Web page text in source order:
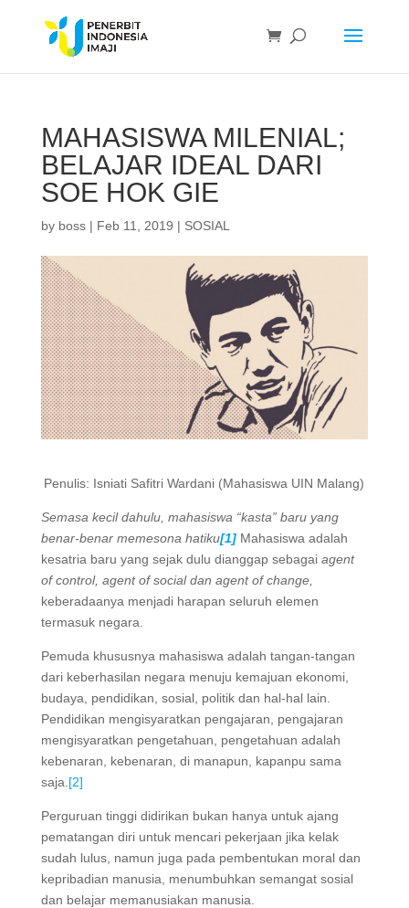
MAHASISWA MILENIAL;
BELAJAR IDEAL DARI
SOE HOK GIE
by boss| Feb 11, 2019 | SOSIAL
Penulis: Isniati Safitri Wardani (Mahasiswa UIN Malang)
Semasa kecil dahulu, mahasiswa “kasta” baru yang
benar-benar memesona hatiku[1]Mahasiswa adalah
kesatria baru yang sejak dulu dianggap sebagai agent
of control, agent of social dan agent of change,
keberadaanya menjadi harapan seluruh elemen
termasuk negara.
Pemuda khususnya mahasiswa adalah tangan-tangan
dari keberhasilan negara menuju kemajuan ekonomi,
budaya, pendidikan, sosial, politik dan hal-hal lain.
Pendidikan mengisyaratkan pengajaran, pengajaran
mengisyaratkan pengetahuan, pengetahuan adalah
kebenaran, kebenaran, di manapun, kapanpu sama
saja. [2]
Perguruan tinggi didirikan bukan hanya untuk ajang
pematangan diri untuk mencari pekerjaan jika kelak
sudah lulus, namun juga pada pembentukan moral dan
kepribadian manusia, menumbuhkan semangat sosial
dan belajar memanusiakan manusia.